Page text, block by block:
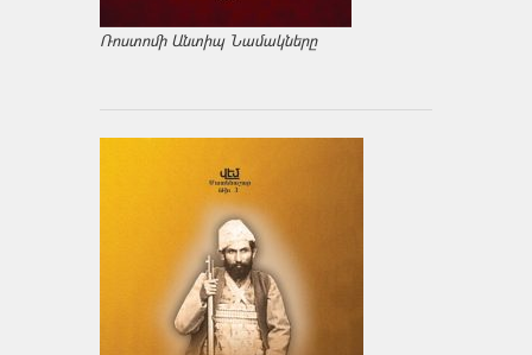
Ռոստոմի Անտիպ Նամակները